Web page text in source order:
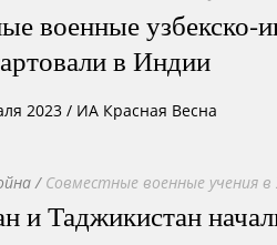
военные узбекско-
в Индии
2023 / ИА Красная Весна
/ Совместные военные учения в
и Таджикистан